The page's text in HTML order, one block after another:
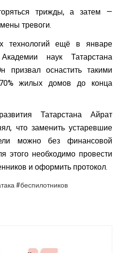
трижды, а затем —
тревоги.
технологий ещё в январе
наук Татарстана
призвал оснастить такими
жилых домов до конца
Татарстана Айрат
что заменить устаревшие
можно без финансовой
этого необходимо провести
и оформить протокол.
#беспилотников